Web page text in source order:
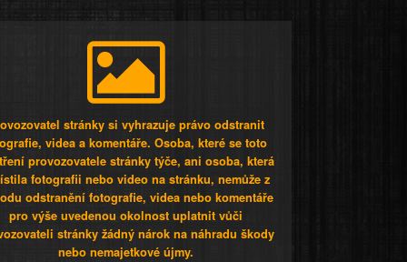
stránky si vyhrazuje právo odstranit
videa a komentáře. Osoba, které se toto
provozovatele stránky týče, ani osoba, která
fotografii nebo video na stránku, nemůže z
odstranění fotografie, videa nebo komentáře
pro výše uvedenou okolnost uplatnit vůči
stránky žádný nárok na náhradu škody
nebo nemajetkové újmy.